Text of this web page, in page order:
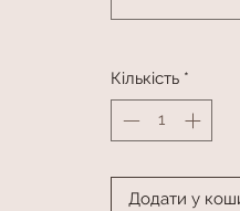
Кількість *
Додати у